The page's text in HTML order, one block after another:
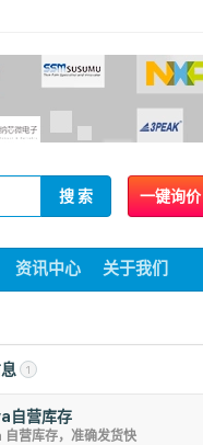
一键询价
搜 索
资讯中心 关于我们
1
自营库存
营库存，准确发货快